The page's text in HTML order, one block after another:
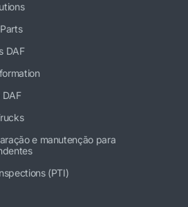
DAF
DAF
e manutenção para
(PTI)